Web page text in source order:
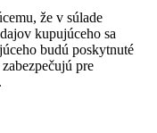
že v súlade
kupujúceho sa
budú poskytnuté
pre